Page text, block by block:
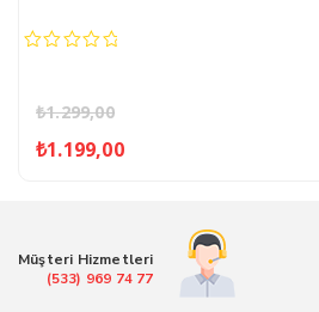
₺1.299,00
Orijinal
fiyat:
₺1.199,00Şu
andaki
₺1.199,00.
Müşteri Hizmetleri
(533) 969 74 77